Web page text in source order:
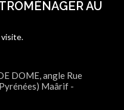
AU
visite.
DOME, angle Rue
Maârif -